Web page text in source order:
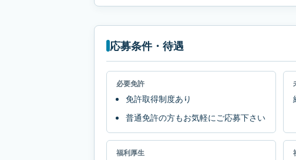
応募条件・待遇
必要免許
免許取得制度あり
普通免許の方もお気軽にご応募下さい
福利厚生